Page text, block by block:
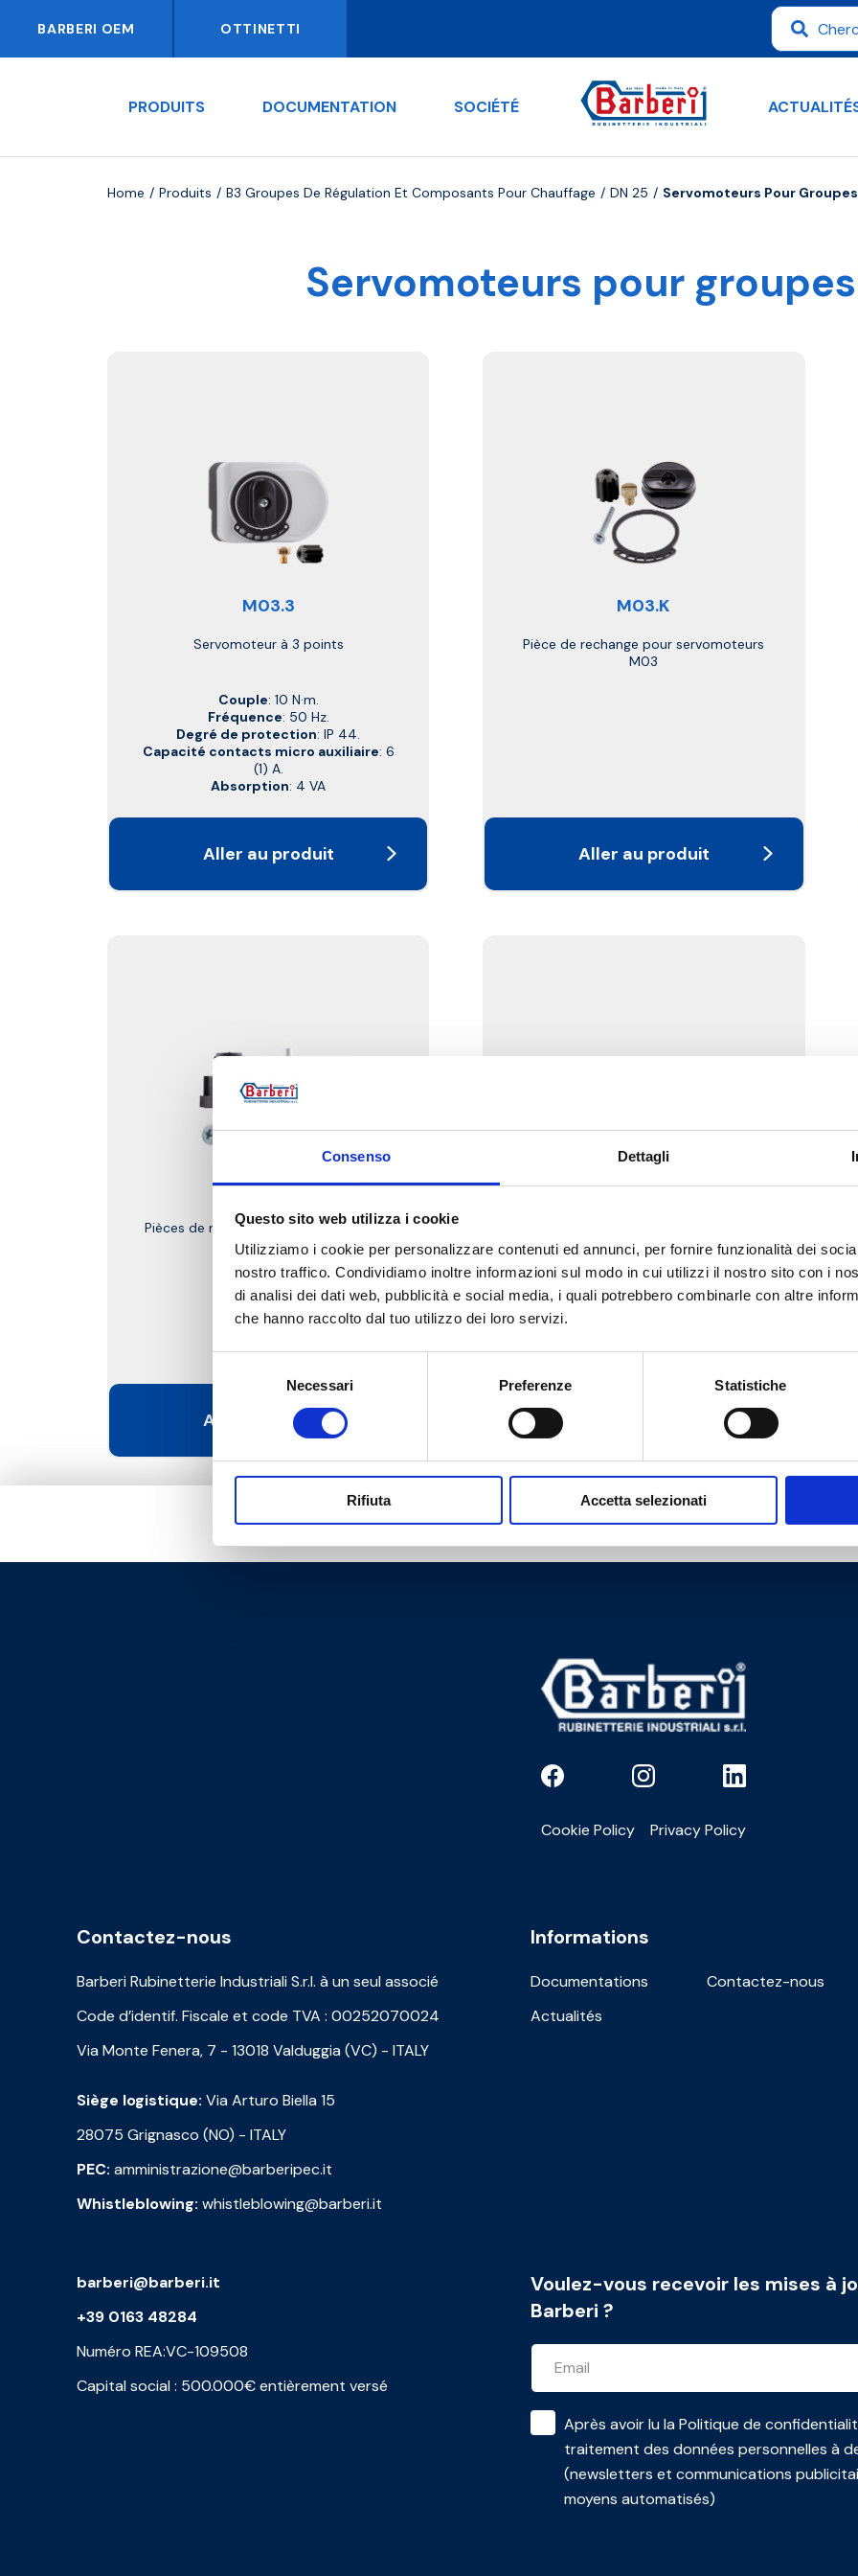
Consenso Dettagli
Questo sito web utilizza i cookie
Utilizziamo i cookie per personalizzare contenuti ed annunci, per fornire funzionalità dei
nostro traffico. Condividiamo inoltre informazioni sul modo in cui utilizzi il nostro sito con i
di analisi dei dati web, pubblicità e social media, i quali potrebbero combinarle con altre
che hanno raccolto dal tuo utilizzo dei loro servizi.
del
Necessari Preferenze Statistiche
Rifiuta Accetta selezionati
BARBERI OEM OTTINETTI
PRODUITS DOCUMENTATION SOCIÉTÉ
Home Produits B3 Groupes De Régulation Et Composants Pour Chauffage DN 25 Servomoteurs Pour Groupes
Servomoteurs pour
M03.3
Servomoteur à 3 points
Couple: 10 N·m.
Fréquence: 50 Hz.
Degré de protection: IP 44.
Capacité contacts micro auxiliaire: 6
(1) A.
Absorption: 4 VA
Aller au produit
M03.K
Pièce de rechange pour servomoteurs
M03
Aller au produit
M04.K
Pièces de rechange pour servomoteurs
P27T2 et M04
Aller au produit
14D.10
servomoteur P27T2
Plage de température de service :
Besoin d’aide ?
Cookie Policy Privacy Policy
Contactez-nous
Barberi Rubinetterie Industriali S.r.l. à un seul associé
Code d’identif. Fiscale et code TVA : 00252070024
Via Monte Fenera, 7 - 13018 Valduggia (VC) - ITALY
Siège logistique: Via Arturo Biella 15
28075 Grignasco (NO) - ITALY
PEC: amministrazione@barberipec.it
Whistleblowing: whistleblowing@barberi.it
Informations
Documentations
Contactez-nous
Actualités
barberi@barberi.it
+39 0163 48284
Numéro REA:VC-109508
Capital social : 500.000€ entièrement versé
Voulez-vous recevoir les mises à
Barberi ?
Après avoir lu laPolitique de
traitement des données personnelles à
(newsletters et communications
moyens automatisés)